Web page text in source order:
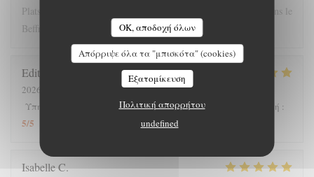
OK, αποδοχή όλων
Απόρριψε όλα τα "μπισκότα" (cookies)
Εξατομίκευση
Πολιτική απορρήτου
undefined
Plats copieux et personnel très sympathique. Nous recommandons le
Beffroi !
Edith
2026-07-26
- 19:00 - καλεσμένοι 8
Υπηρεσία
Ατμόσφαιρα:4/5 Μενού:5/5 Ποιότητα / Τιμή :
5/5
IsabelleC